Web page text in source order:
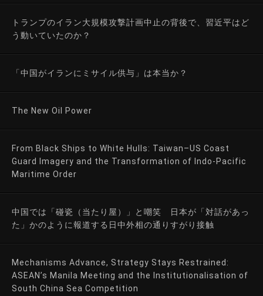
トランプのイラン大規模攻撃計画中止の背後で、習近平はど
う動いていたのか？
「中国がイランにミサイル供与」は本当か？
The New Oil Power
From Black Ships to White Hulls: Taiwan–US Coast
Guard Imagery and the Transformation of Indo-Pacific
Maritime Order
中国では「碰瓷（当たり屋）」と嘲笑 日本が「対話があっ
た」かのように報道する日中外相の通りすがり接触
Mechanisms Advance, Strategy Stays Restrained:
ASEAN’s Manila Meeting and the Institutionalisation of
South China Sea Competition